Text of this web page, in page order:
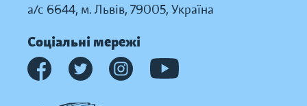
а/с 6644, м. Львів, 79005, Україна
Соціальні мережі